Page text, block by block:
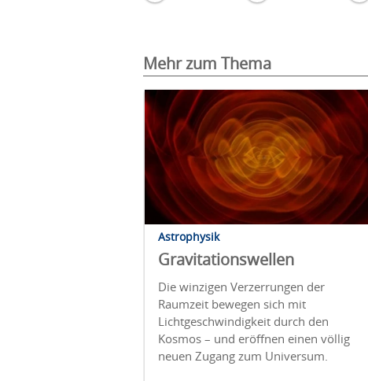
Mehr zum Thema
Astrophysik
Gravitationswellen
Die winzigen Verzerrungen der
Raumzeit bewegen sich mit
Lichtgeschwindigkeit durch den
Kosmos – und eröffnen einen völlig
neuen Zugang zum Universum.